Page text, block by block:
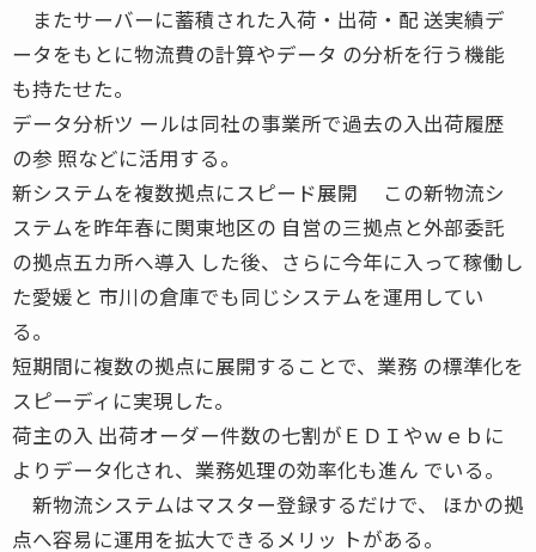
またサーバーに蓄積された入荷・出荷・配 送実績デ
ータをもとに物流費の計算やデータ の分析を行う機能
も持たせた。
データ分析ツ ールは同社の事業所で過去の入出荷履歴
の参 照などに活用する。
新システムを複数拠点にスピード展開 この新物流シ
ステムを昨年春に関東地区の 自営の三拠点と外部委託
の拠点五カ所へ導入 した後、さらに今年に入って稼働し
た愛媛と 市川の倉庫でも同じシステムを運用してい
る。
短期間に複数の拠点に展開することで、業務 の標準化を
スピーディに実現した。
荷主の入 出荷オーダー件数の七割がＥＤＩやｗｅｂに
よりデータ化され、業務処理の効率化も進ん でいる。
新物流システムはマスター登録するだけで、 ほかの拠
点へ容易に運用を拡大できるメリッ トがある。